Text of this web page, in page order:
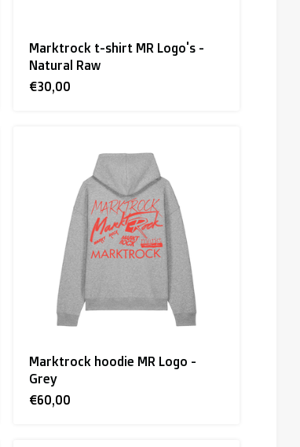
Marktrock t-shirt MR Logo's -
Natural Raw
€30,00
Marktrock hoodie MR Logo -
Grey
€60,00